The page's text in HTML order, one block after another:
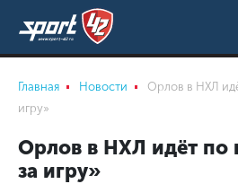
Главная Новости
Орлов в НХЛ
игру»
Орлов в НХЛ идёт по
за игру»